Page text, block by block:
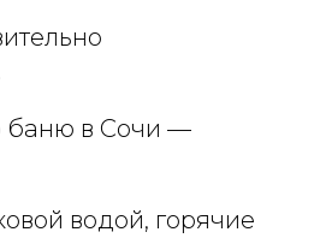
баню в Сочи —
водой, горячие